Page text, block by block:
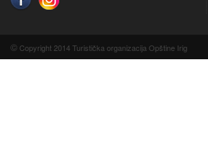
© Copyright 2014 Turistička organizacija Opštine Irig